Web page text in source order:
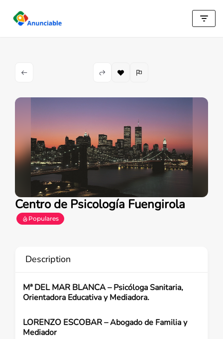
Saltar
Centro de Psicología Fuengirola
Populares
Description
Mª DEL MAR BLANCA –Psicóloga Sanitaria,
Orientadora Educativa y Mediadora.
LORENZO ESCOBAR –Abogado de Familia y
Mediador